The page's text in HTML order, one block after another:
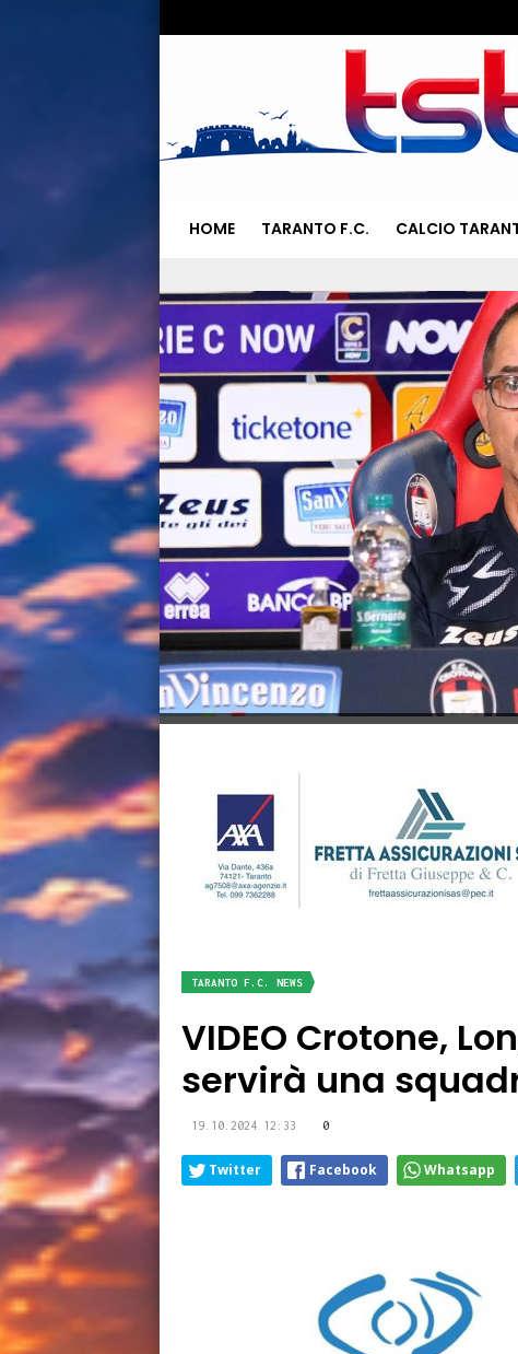
HOME TARANTO F.C. CALCIO
TARANTO F.C. NEWS
VIDEO Crotone,
servirà una
19.10.2024 12:33 0
Twitter Facebook Whatsapp